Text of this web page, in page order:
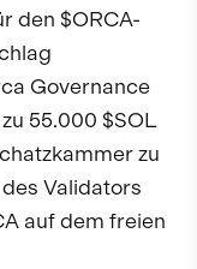
den $ORCA-
Governance
55.000 $SOL
zu
Validators
auf dem freien